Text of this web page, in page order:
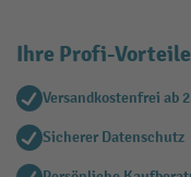
Ihre Profi-Vorteile
Versandkostenfrei ab
Sicherer Datenschutz